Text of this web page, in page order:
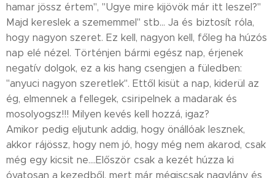
hamar jössz értem", "Ugye mire kijövök már itt leszel?"
Majd kereslek a szememmel" stb... Ja és biztosít róla,
hogy nagyon szeret. Ez kell, nagyon kell, főleg ha húzós
nap elé nézel. Történjen bármi egész nap, érjenek
negatív dolgok, ez a kis hang csengjen a füledben:
"anyuci nagyon szeretlek". Ettől kisüt a nap, kiderül az
ég, elmennek a fellegek, csiripelnek a madarak és
mosolyogsz!!! Milyen kevés kell hozzá, igaz?
Amikor pedig eljutunk addig, hogy önállóak lesznek,
akkor rájössz, hogy nem jó, hogy még nem akarod, csak
még egy kicsit ne....Először csak a kezét húzza ki
óvatosan a kezedből, mert már mégiscsak nagylány és